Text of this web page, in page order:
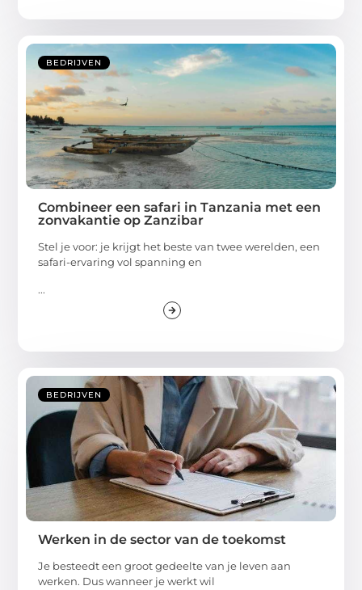
BEDRIJVEN
Combineer een safari in Tanzania met een
zonvakantie op Zanzibar
Stel je voor: je krijgt het beste van twee werelden, een
safari-ervaring vol spanning en
...
BEDRIJVEN
Werken in de sector van de toekomst
Je besteedt een groot gedeelte van je leven aan
werken. Dus wanneer je werkt wil